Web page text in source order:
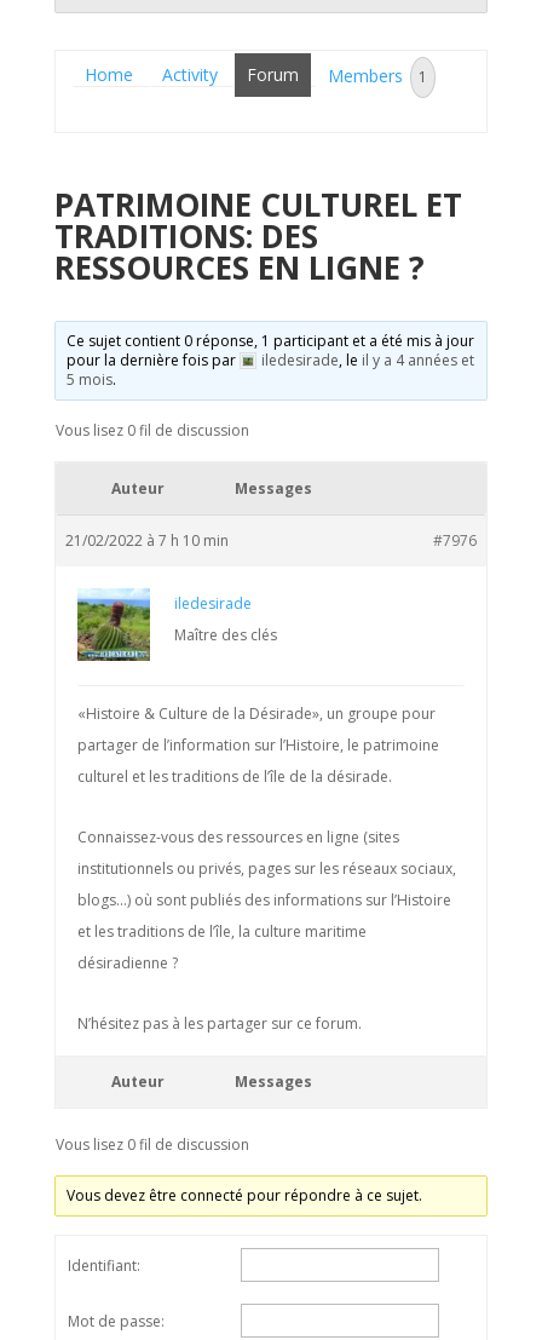
Home Activity Forum Members 1
PATRIMOINE CULTUREL ET
TRADITIONS: DES
RESSOURCES EN LIGNE ?
Ce sujet contient 0 réponse, 1 participant et a été mis à jour
pour la dernière fois par
iledesirade, le il y a 4 années et
5 mois.
Vous lisez 0 fil de discussion
Auteur Messages
21/02/2022 à 7 h 10 min #7976
iledesirade
Maître des clés
«Histoire & Culture de la Désirade», un groupe pour
partager de l’information sur l’Histoire, le patrimoine
culturel et les traditions de l’île de la désirade.
Connaissez-vous des ressources en ligne (sites
institutionnels ou privés, pages sur les réseaux sociaux,
blogs…) où sont publiés des informations sur l’Histoire
et les traditions de l’île, la culture maritime
désiradienne ?
N’hésitez pas à les partager sur ce forum.
Auteur Messages
Vous lisez 0 fil de discussion
Vous devez être connecté pour répondre à ce sujet.
Identifiant:
Mot de passe: